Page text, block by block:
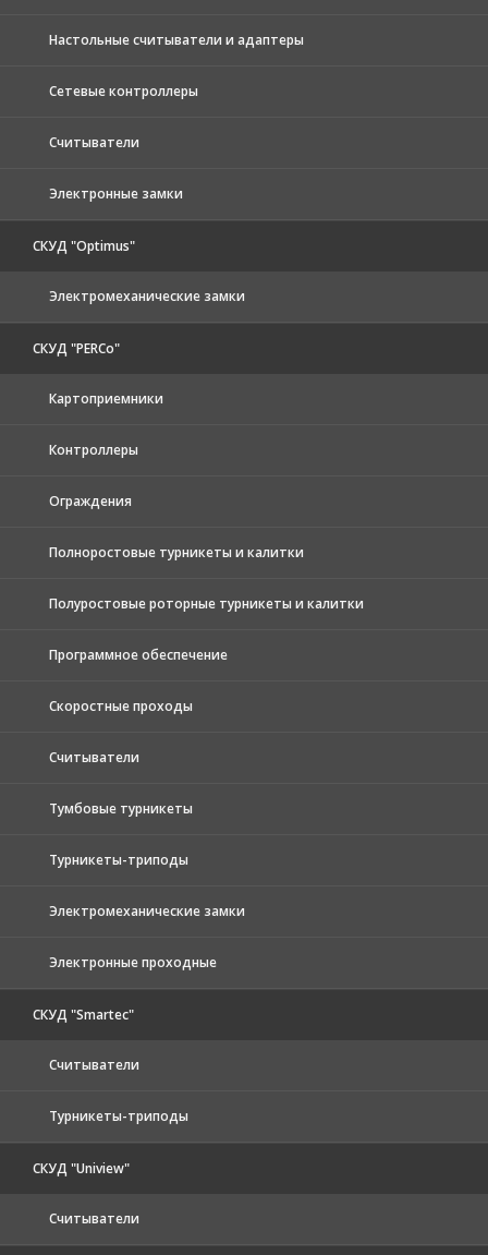
Настольные считыватели и адаптеры
Сетевые контроллеры
Считыватели
Электронные замки
СКУД "Optimus"
Электромеханические замки
СКУД "PERCo"
Картоприемники
Контроллеры
Ограждения
Полноростовые турникеты и калитки
Полуростовые роторные турникеты и калитки
Программное обеспечение
Скоростные проходы
Считыватели
Тумбовые турникеты
Турникеты-триподы
Электромеханические замки
Электронные проходные
СКУД "Smartec"
Считыватели
Турникеты-триподы
СКУД "Uniview"
Считыватели